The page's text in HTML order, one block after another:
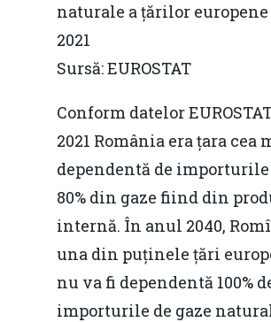
naturale a țărilor
2021
Sursă: EUROSTAT
Conform datelor
2021 România era țara cea
dependentă de importurile
80% din gaze fiind din
internă. În anul 2040,
una din puținele țări
nu va fi dependentă 100%
importurile de gaze